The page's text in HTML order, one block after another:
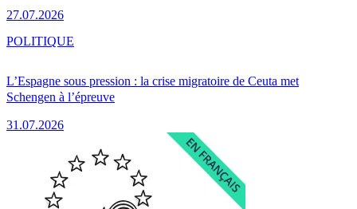
27.07.2026
L’Espagne sous pression : la crise migratoire de Ceuta met
Schengen à l’épreuve
31.07.2026
POLITIQUE